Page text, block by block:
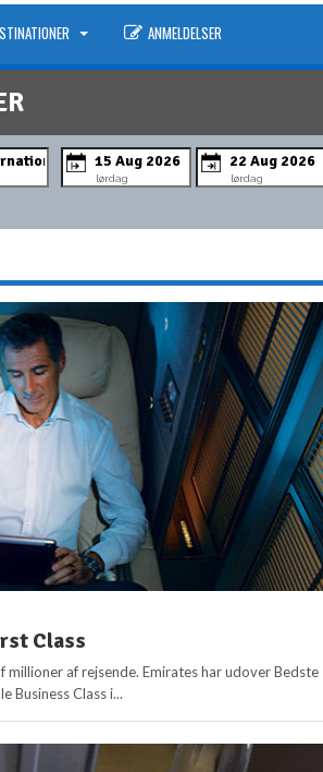
ANMELDELSER
lørdag lørdag
Class
af rejsende. Emirates har udover Bedste
Business Class i...